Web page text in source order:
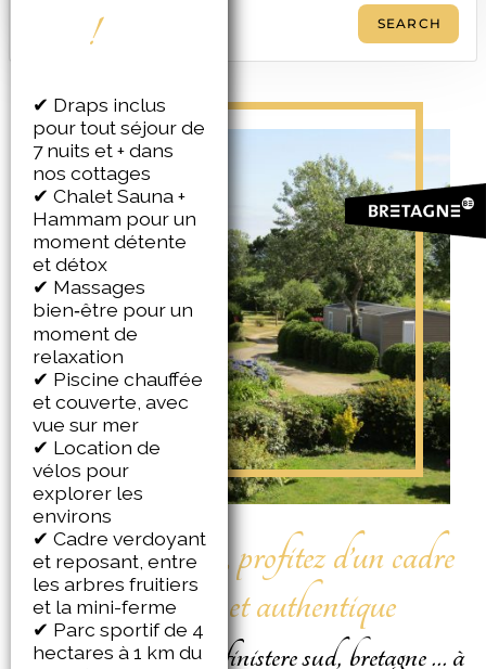
Au Guilvinec, profitez d’un cadre
merveilleux et authentique
pour vos vacances en finistere sud, bretagne … à
!
✔ Draps inclus
pour tout séjour de
7 nuits et + dans
nos cottages
✔ Chalet Sauna +
Hammam pour un
moment détente
et détox
✔ Massages
bien‑être pour un
moment de
relaxation
✔ Piscine chauffée
et couverte, avec
vue sur mer
✔ Location de
vélos pour
explorer les
environs
✔ Cadre verdoyant
et reposant, entre
les arbres fruitiers
et la mini-ferme
✔ Parc sportif de 4
hectares à 1 km du